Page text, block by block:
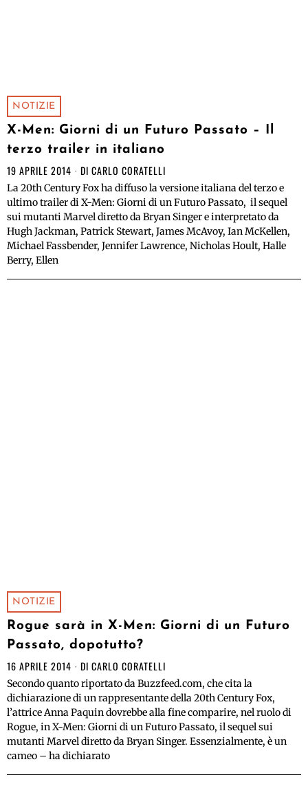
NOTIZIE
X-Men: Giorni di un Futuro Passato – Il
terzo trailer in italiano
19 APRILE 2014 DI CARLO CORATELLI
La 20th Century Fox ha diffuso la versione italiana del terzo e
ultimo trailer di X-Men: Giorni di un Futuro Passato, il sequel
sui mutanti Marvel diretto da Bryan Singer e interpretato da
Hugh Jackman, Patrick Stewart, James McAvoy, Ian McKellen,
Michael Fassbender, Jennifer Lawrence, Nicholas Hoult, Halle
Berry, Ellen
NOTIZIE
Rogue sarà in X-Men: Giorni di un Futuro
Passato, dopotutto?
16 APRILE 2014 DI CARLO CORATELLI
Secondo quanto riportato da Buzzfeed.com, che cita la
dichiarazione di un rappresentante della 20th Century Fox,
l’attrice Anna Paquin dovrebbe alla fine comparire, nel ruolo di
Rogue, in X-Men: Giorni di un Futuro Passato, il sequel sui
mutanti Marvel diretto da Bryan Singer. Essenzialmente, è un
cameo – ha dichiarato